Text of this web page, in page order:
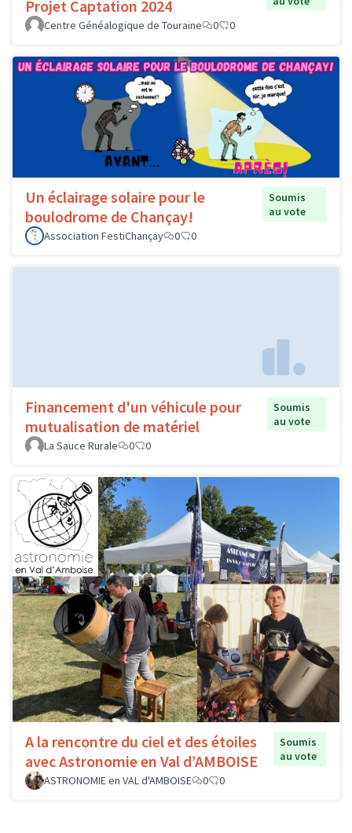
Projet Captation 2024
Centre Généalogique de Touraine
0 0
Un éclairage solaire pour le
boulodrome de Chançay!
Soumis
au vote
Association FestiChançay
0 0
Financement d'un véhicule pour
mutualisation de matériel
Soumis
au vote
La Sauce Rurale
0 0
A la rencontre du ciel et des étoiles
avec Astronomie en Val d’AMBOISE
Soumis
au vote
ASTRONOMIE en VAL d'AMBOISE
0 0